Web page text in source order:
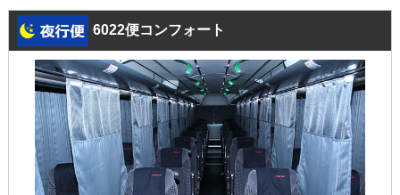
6022便コンフォート